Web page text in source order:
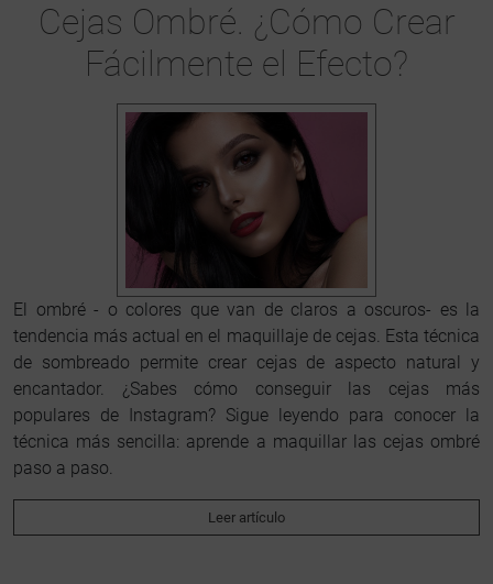
Cejas Ombré. ¿Cómo Crear
Fácilmente el Efecto?
El ombré - o colores que van de claros a oscuros- es la
tendencia más actual en el maquillaje de cejas. Esta técnica
de sombreado permite crear cejas de aspecto natural y
encantador. ¿Sabes cómo conseguir las cejas más
populares de Instagram? Sigue leyendo para conocer la
técnica más sencilla: aprende a maquillar las cejas ombré
paso a paso.
Leer artículo